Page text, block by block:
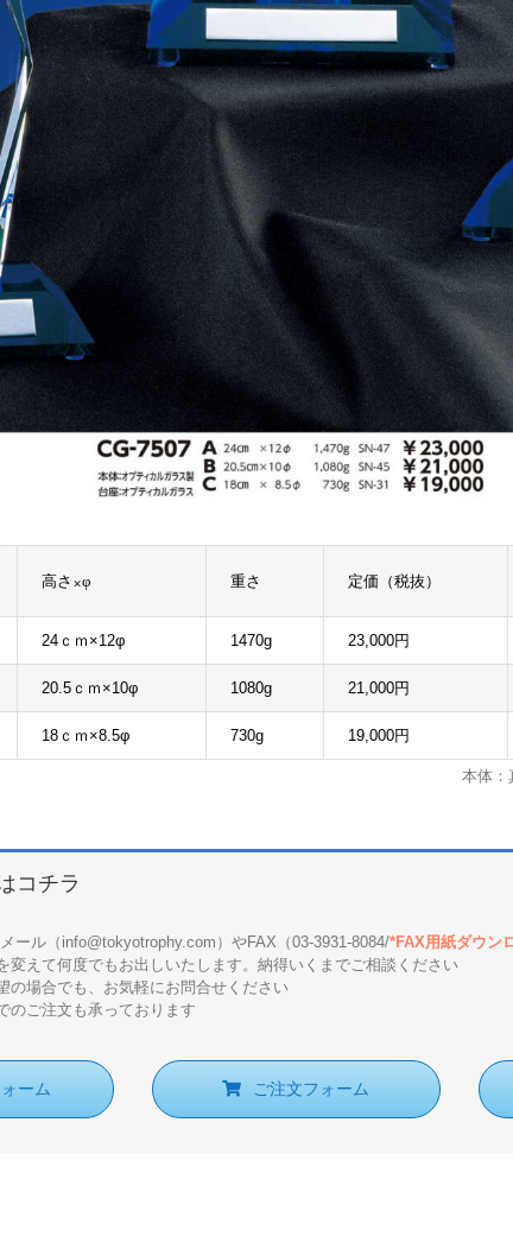
高さ×φ 重さ 定価（税抜）
24ｃｍ×12φ 1470g 23,000円
20.5ｃｍ×10φ 1080g 21,000円
18ｃｍ×8.5φ 730g 19,000円
本体：
コチラ
ール（info@tokyotrophy.com）やFAX（03-3931-8084/*FAX用紙ダウン
変えて何度でもお出しいたします。納得いくまでご相談ください
の場合でも、お気軽にお問合せください
のご注文も承っております
ーム ご注文フォーム
enter to go to the desired page. Touch device users, explore by